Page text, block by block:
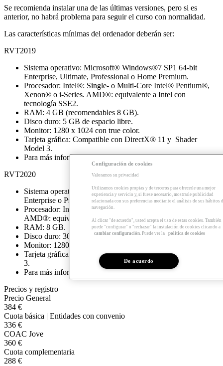
Se recomienda instalar una de las últimas versiones, pero si es
anterior, no habrá problema para seguir el curso con normalidad.
Las características mínimas del ordenador deberán ser:
RVT2019
Sistema operativo: Microsoft® Windows®7 SP1 64-bit
Enterprise, Ultimate, Professional o Home Premium.
Procesador: Intel®: Single- o Multi-Core Intel® Pentium®,
Xenon® o i-Series. AMD®: equivalente a Intel con
tecnología SSE2.
RAM: 4 GB (recomendables 8 GB).
Disco duro: 5 GB de espacio libre.
Monitor: 1280 x 1024 con true color.
Tarjeta gráfica: Compatible con DirectX® 11 y Shader
Model 3.
Para más información, consultar el siguienteenlace.
RVT2020
Sistema operativo: Microsoft® Windows® 10 de 64 bits
Enterprise o Pro.
Procesador: Intel®: Xeon® o i-Series de uno o varios.
AMD®: equivalente a Intel con tecnología SSE2.
RAM: 8 GB.
Disco duro: 30 GB de espacio libre.
Monitor: 1280 x 1024 con true color.
Tarjeta gráfica: Compatible con DirectX® 11 y Shader Model
3.
Para más información, consultar el siguienteenlace
Precios y registro
Precio General
384 €
Cuota básica | Entidades con convenio
336 €
COAC Jove
360 €
Cuota complementaria
288 €
Configuración de cookies
Valoramos su privacidad
Utilizamos cookies propias y de terceros para ofrecerle una mejor
experiencia y servicio y, si fuese necesario, mostrarle publicidad
relacionada con sus preferencias mediante el análisis de sus hábitos
navegación.
Al clicar "de acuerdo", usted acepta el uso de estas cookies. También
puede "configurar" o "rechazar" la instalación de cookies clicando a
cambiar configuración. Puede ver la política de cookies
De acuerdo